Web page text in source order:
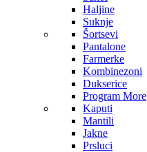
Haljine
Suknje
Šortsevi
Pantalone
Farmerke
Kombinezoni
Dukserice
Program More
Kaputi
Mantili
Jakne
Prsluci